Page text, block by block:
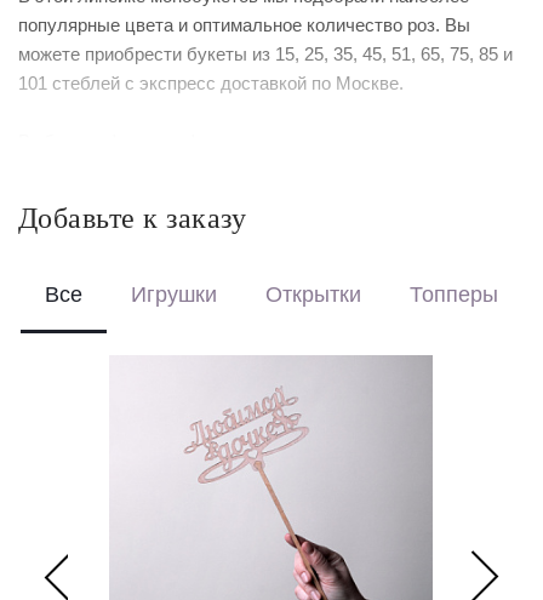
популярные цвета и оптимальное количество роз. Вы
можете приобрести букеты из 15, 25, 35, 45, 51, 65, 75, 85 и
101 стеблей с экспресс доставкой по Москве.
пути.
для вазы (поставляется без коробки и аквабокса).
Добавьте к заказу
Все Игрушки Открытки Топперы